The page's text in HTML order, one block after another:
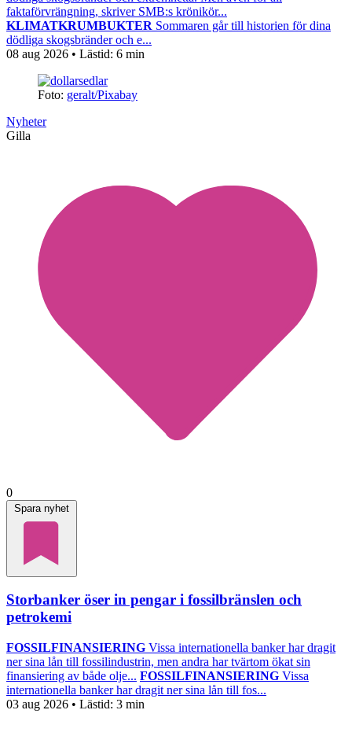
faktaförvrängning, skriver SMB:s krönikör...
KLIMATKRUMBUKTER Sommaren går till historien för dina
dödliga skogsbränder och e...
08 aug 2026 • Lästid: 6 min
Foto: geralt/Pixabay
Nyheter
Gilla
0
Spara nyhet
Storbanker öser in pengar i fossilbränslen och
petrokemi
FOSSILFINANSIERING Vissa internationella banker har dragit
ner sina lån till fossilindustrin, men andra har tvärtom ökat sin
finansiering av både olje... FOSSILFINANSIERING Vissa
internationella banker har dragit ner sina lån till fos...
03 aug 2026 • Lästid: 3 min